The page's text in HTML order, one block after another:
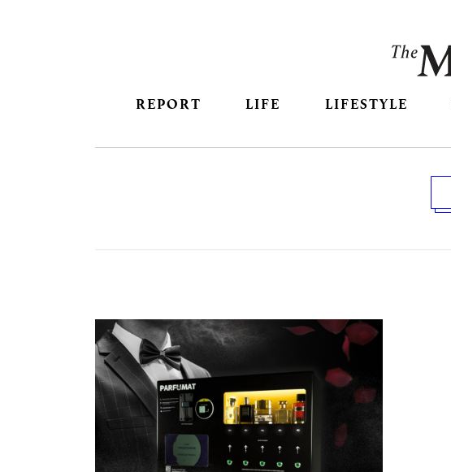
REPORT LIFE LIFESTYLE